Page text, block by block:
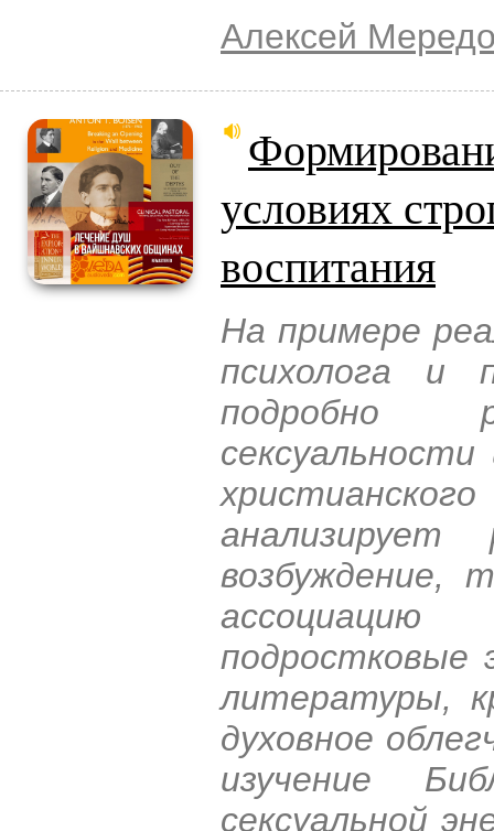
Алексей
условиях
воспитания
На примере
психолога и
подробно
анализирует
возбуждение,
подростковые
литературы,
духовное
изучение
сексуальной